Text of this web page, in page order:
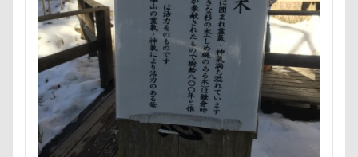
星野エリア
昇降テーブル
旭日丘湖畔緑地公園
旧軽井沢森ノ美術館
日高市
日帰り入院
日光浴
曼珠沙華 旅館
新潟県
新春ハッピースクラッチキャンペーン
斑尾高原
文楽 東蔵
文太くん 散歩
撮影会
暑さ対策
撮影スポット